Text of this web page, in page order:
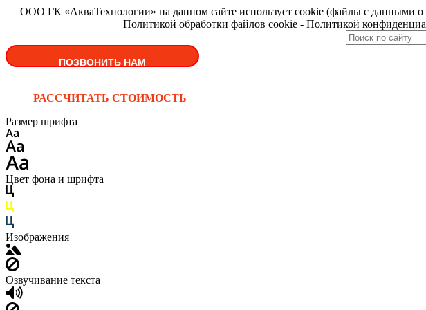
ООО ГК «АкваТехнологии» на данном сайте использует cookie (файлы с данными о
Политикой обработки файлов cookie - Политикой
ПОЗВОНИТЬ НАМ
РАССЧИТАТЬ СТОИМОСТЬ
Размер шрифта
Цвет фона и шрифта
Изображения
Озвучивание текста